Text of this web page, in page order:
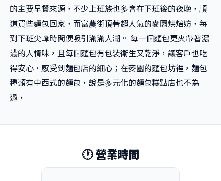
的主要早餐來源，不少上班族也多會在下班後的夜晚，順
道買些麵包回家，而富農街頂著超人氣的麥園烘焙妨，每
到下班尖峰時間便吸引滿滿人潮。 每一個麵包更夾帶著濃
濃的人情味，且每個麵包有包裝衛生又乾淨，讓客戶也吃
得安心，感受到麵包店的細心；在麥園的麵包坊裡，麵包
種類有中西式的麵包，說是多元化的麵包糕點店也不為
過，
🕐 營業時間